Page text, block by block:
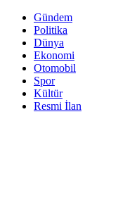
Gündem
Politika
Dünya
Ekonomi
Otomobil
Spor
Kültür
Resmi İlan